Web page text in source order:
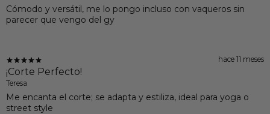
Cómodo y versátil, me lo pongo incluso con vaqueros sin
parecer que vengo del gy
hace 11 meses
¡Corte Perfecto!
Teresa
Me encanta el corte; se adapta y estiliza, ideal para yoga o
street style